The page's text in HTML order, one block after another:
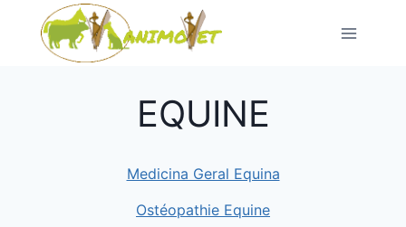
EQUINE
Medicina Geral Equina
Ostéopathie Equine